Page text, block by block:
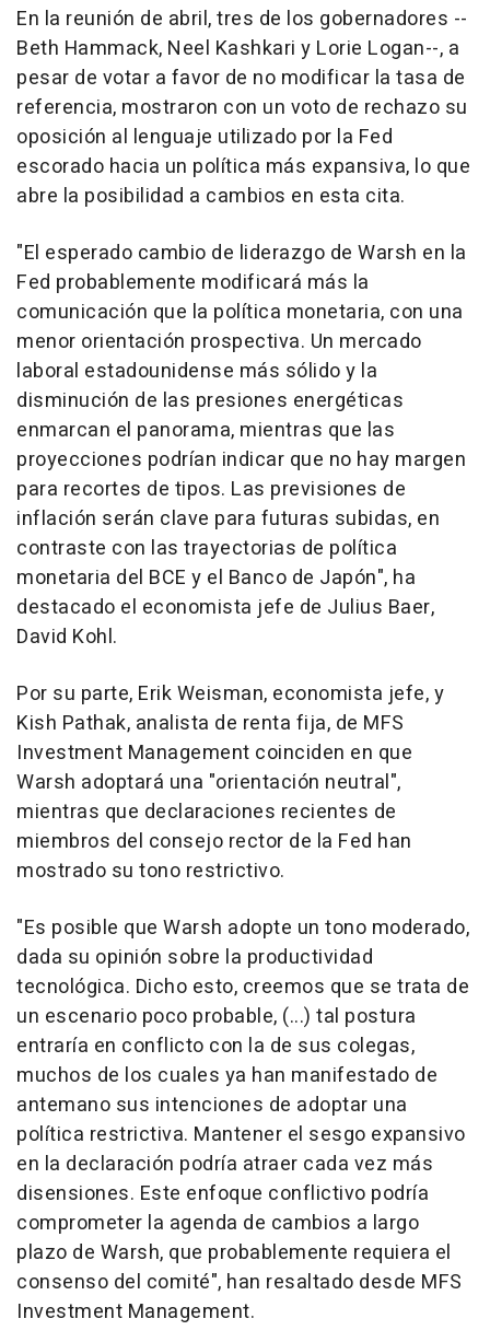
En la reunión de abril, tres de los gobernadores --
Beth Hammack, Neel Kashkari y Lorie Logan--, a
pesar de votar a favor de no modificar la tasa de
referencia, mostraron con un voto de rechazo su
oposición al lenguaje utilizado por la Fed
escorado hacia un política más expansiva, lo que
abre la posibilidad a cambios en esta cita.
"El esperado cambio de liderazgo de Warsh en la
Fed probablemente modificará más la
comunicación que la política monetaria, con una
menor orientación prospectiva. Un mercado
laboral estadounidense más sólido y la
disminución de las presiones energéticas
enmarcan el panorama, mientras que las
proyecciones podrían indicar que no hay margen
para recortes de tipos. Las previsiones de
inflación serán clave para futuras subidas, en
contraste con las trayectorias de política
monetaria del BCE y el Banco de Japón", ha
destacado el economista jefe de Julius Baer,
David Kohl.
Por su parte, Erik Weisman, economista jefe, y
Kish Pathak, analista de renta fija, de MFS
Investment Management coinciden en que
Warsh adoptará una "orientación neutral",
mientras que declaraciones recientes de
miembros del consejo rector de la Fed han
mostrado su tono restrictivo.
"Es posible que Warsh adopte un tono moderado,
dada su opinión sobre la productividad
tecnológica. Dicho esto, creemos que se trata de
un escenario poco probable, (...) tal postura
entraría en conflicto con la de sus colegas,
muchos de los cuales ya han manifestado de
antemano sus intenciones de adoptar una
política restrictiva. Mantener el sesgo expansivo
en la declaración podría atraer cada vez más
disensiones. Este enfoque conflictivo podría
comprometer la agenda de cambios a largo
plazo de Warsh, que probablemente requiera el
consenso del comité", han resaltado desde MFS
Investment Management.